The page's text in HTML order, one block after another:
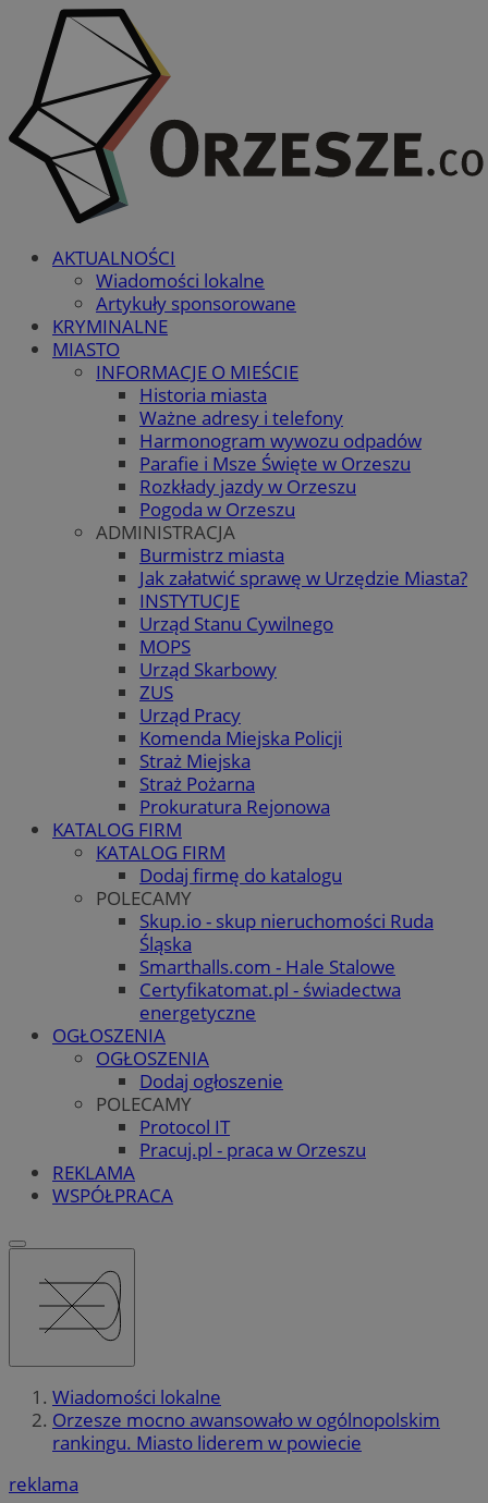
AKTUALNOŚCI
Wiadomości lokalne
Artykuły sponsorowane
KRYMINALNE
MIASTO
INFORMACJE O MIEŚCIE
Historia miasta
Ważne adresy i telefony
Harmonogram wywozu odpadów
Parafie i Msze Święte w Orzeszu
Rozkłady jazdy w Orzeszu
Pogoda w Orzeszu
ADMINISTRACJA
Burmistrz miasta
Jak załatwić sprawę w Urzędzie Miasta?
INSTYTUCJE
Urząd Stanu Cywilnego
MOPS
Urząd Skarbowy
ZUS
Urząd Pracy
Komenda Miejska Policji
Straż Miejska
Straż Pożarna
Prokuratura Rejonowa
KATALOG FIRM
KATALOG FIRM
Dodaj firmę do katalogu
POLECAMY
Skup.io - skup nieruchomości Ruda
Śląska
Smarthalls.com - Hale Stalowe
Certyfikatomat.pl - świadectwa
energetyczne
OGŁOSZENIA
OGŁOSZENIA
Dodaj ogłoszenie
POLECAMY
Protocol IT
Pracuj.pl - praca w Orzeszu
REKLAMA
WSPÓŁPRACA
Wiadomości lokalne
Orzesze mocno awansowało w ogólnopolskim
rankingu. Miasto liderem w powiecie
reklama